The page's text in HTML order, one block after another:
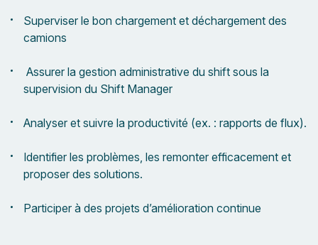
Superviser le bon chargement et déchargement des
camions
Assurer la gestion administrative du shift sous la
supervision du Shift Manager
Analyser et suivre la productivité (ex. : rapports de flux).
Identifier les problèmes, les remonter efficacement et
proposer des solutions.
Participer à des projets d’amélioration continue